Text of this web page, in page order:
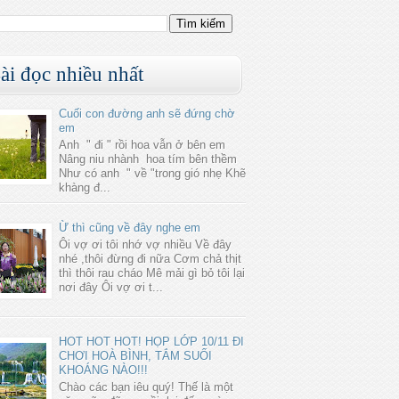
đọc nhiều nhất
Cuối con đường anh sẽ đứng chờ
em
Anh " đi " rồi hoa vẫn ở bên em
Nâng niu nhành hoa tím bên thềm
Như có anh " về "trong gió nhẹ Khẽ
khàng đ...
Ừ thì cũng về đây nghe em
Ôi vợ ơi tôi nhớ vợ nhiều Về đây
nhé ,thôi đừng đi nữa Cơm chả thịt
thì thôi rau cháo Mê mải gì bỏ tôi lại
nơi đây Ôi vợ ơi t...
HOT HOT HOT! HỌP LỚP 10/11 ĐI
CHƠI HOÀ BÌNH, TẮM SUỐI
KHOÁNG NÀO!!!
Chào các bạn iêu quý! Thế là một